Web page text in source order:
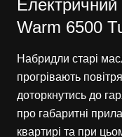
Warm 6500
Набридли старі
прогрівають
доторкнутись до
про габаритні
квартирі та при